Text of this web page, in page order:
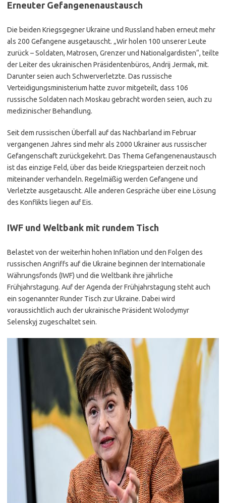
Erneuter Gefangenenaustausch
Die beiden Kriegsgegner Ukraine und Russland haben erneut mehr
als 200 Gefangene ausgetauscht. „Wir holen 100 unserer Leute
zurück – Soldaten, Matrosen, Grenzer und Nationalgardisten“, teilte
der Leiter des ukrainischen Präsidentenbüros, Andrij Jermak, mit.
Darunter seien auch Schwerverletzte. Das russische
Verteidigungsministerium hatte zuvor mitgeteilt, dass 106
russische Soldaten nach Moskau gebracht worden seien, auch zu
medizinischer Behandlung.
Seit dem russischen Überfall auf das Nachbarland im Februar
vergangenen Jahres sind mehr als 2000 Ukrainer aus russischer
Gefangenschaft zurückgekehrt. Das Thema Gefangenenaustausch
ist das einzige Feld, über das beide Kriegsparteien derzeit noch
miteinander verhandeln. Regelmäßig werden Gefangene und
Verletzte ausgetauscht. Alle anderen Gespräche über eine Lösung
des Konflikts liegen auf Eis.
IWF und Weltbank mit rundem Tisch
Belastet von der weiterhin hohen Inflation und den Folgen des
russischen Angriffs auf die Ukraine beginnen der Internationale
Währungsfonds (IWF) und die Weltbank ihre jährliche
Frühjahrstagung. Auf der Agenda der Frühjahrstagung steht auch
ein sogenannter Runder Tisch zur Ukraine. Dabei wird
voraussichtlich auch der ukrainische Präsident Wolodymyr
Selenskyj zugeschaltet sein.